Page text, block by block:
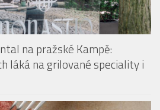
na pražské Kampě:
láká na grilované speciality i